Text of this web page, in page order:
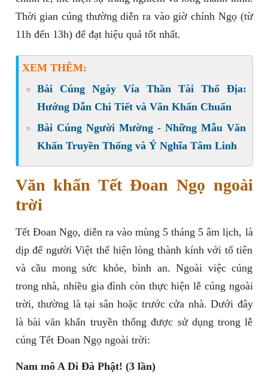
Thời gian cúng thường diễn ra vào giờ chính Ngọ (từ
11h đến 13h) để đạt hiệu quả tốt nhất.
XEM THÊM:
Bài Cúng Ngày Vía Thần Tài Thổ Địa:
Hướng Dẫn Chi Tiết và Văn Khấn Chuẩn
Bài Cúng Người Mường - Những Mẫu Văn
Khấn Truyền Thống và Ý Nghĩa Tâm Linh
Văn khấn Tết Đoan Ngọ ngoài
trời
Tết Đoan Ngọ, diễn ra vào mùng 5 tháng 5 âm lịch, là
dịp để người Việt thể hiện lòng thành kính với tổ tiên
và cầu mong sức khỏe, bình an. Ngoài việc cúng
trong nhà, nhiều gia đình còn thực hiện lễ cúng ngoài
trời, thường là tại sân hoặc trước cửa nhà. Dưới đây
là bài văn khấn truyền thống được sử dụng trong lễ
cúng Tết Đoan Ngọ ngoài trời:
Nam mô A Di Đà Phật! (3 lần)